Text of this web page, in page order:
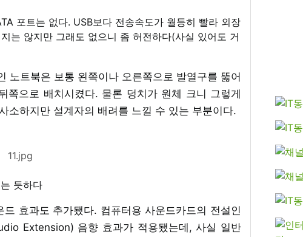
포트는 없다. USB보다 전송속도가 월등히 빨라 외장
는 않지만 그래도 없으니 좀 허전하다(사실 있어도 거
노트북은 보통 왼쪽이나 오른쪽으로 발열구를 뚫어
쪽으로 배치시켰다. 물론 덩치가 원체 크니 그렇게
소하지만 설계자의 배려를 느낄 수 있는 부분이다.
11.jpg
듯하다
효과도 추가됐다. 컴퓨터용 사운드카드의 전설인
Extension) 음향 효과가 적용됐는데, 사실 일반